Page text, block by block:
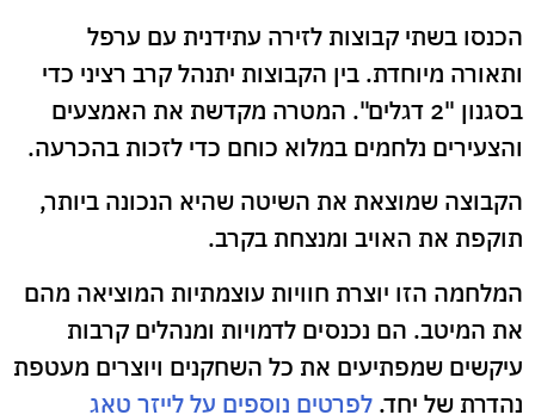
הכנסו בשתי קבוצות לזירה עתידנית עם ערפל
ותאורה מיוחדת. בין הקבוצות יתנהל קרב רציני כדי
בסגנון "2 דגלים". המטרה מקדשת את האמצעים
והצעירים נלחמים במלוא כוחם כדי לזכות בהכרעה.
הקבוצה שמוצאת את השיטה שהיא הנכונה ביותר,
תוקפת את האויב ומנצחת בקרב.
המלחמה הזו יוצרת חוויות עוצמתיות המוציאה מהם
את המיטב. הם נכנסים לדמויות ומנהלים קרבות
עיקשים שמפתיעים את כל השחקנים ויוצרים מעטפת
נהדרת של יחד. לפרטים נוספים על לייזר טאג